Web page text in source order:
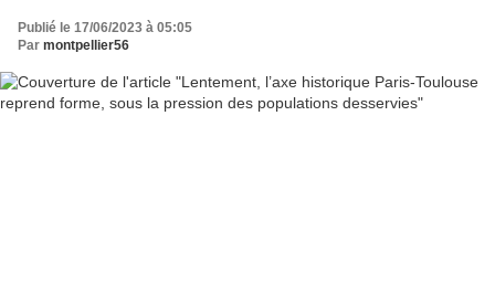
Publié le 17/06/2023 à 05:05
Par montpellier56